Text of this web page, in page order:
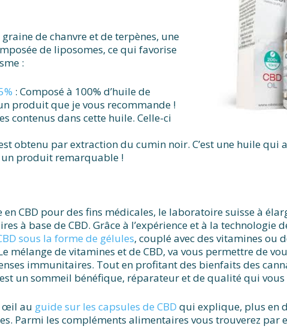
de chanvre et de terpènes, une
de liposomes, ce qui favorise
:
: Composé à 100% d’huile de
produit que je vous recommande !
contenus dans cette huile. Celle-ci
obtenu par extraction du cumin noir. C’est une huile qui
un produit remarquable !
CBD pour des fins médicales, le laboratoire suisse à
à base de CBD. Grâce à l’expérience et à la technologie
sous la forme de gélules, couplé avec des vitamines ou
mélange de vitamines et de CBD, va vous permettre de
immunitaires. Tout en profitant des bienfaits des
un sommeil bénéfique, réparateur et de qualité qui
œil au guide sur les capsules de CBD qui explique, plus en
Parmi les compléments alimentaires vous trouverez par